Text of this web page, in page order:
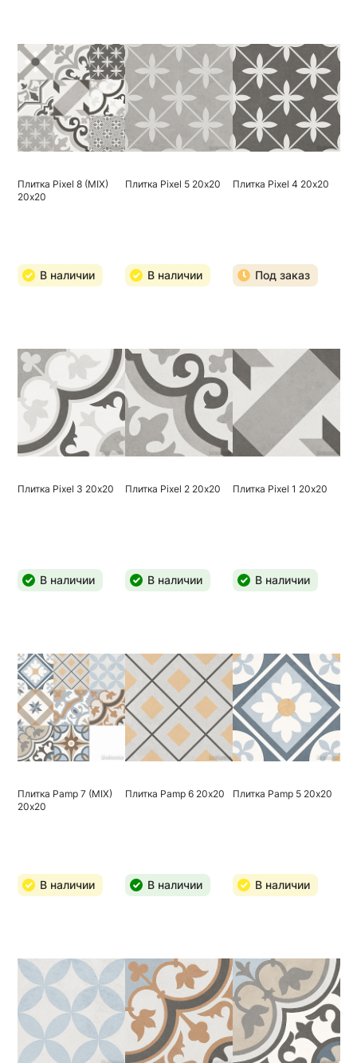
Плитка Pixel 8 (MIX)
20х20
В наличии
Плитка Pixel 5 20х20
В наличии
Плитка Pixel 4 20х20
Под заказ
Плитка Pixel 3 20х20
В наличии
Плитка Pixel 2 20х20
В наличии
Плитка Pixel 1 20х20
В наличии
Плитка Pamp 7 (MIX)
20х20
В наличии
Плитка Pamp 6 20х20
В наличии
Плитка Pamp 5 20х20
В наличии